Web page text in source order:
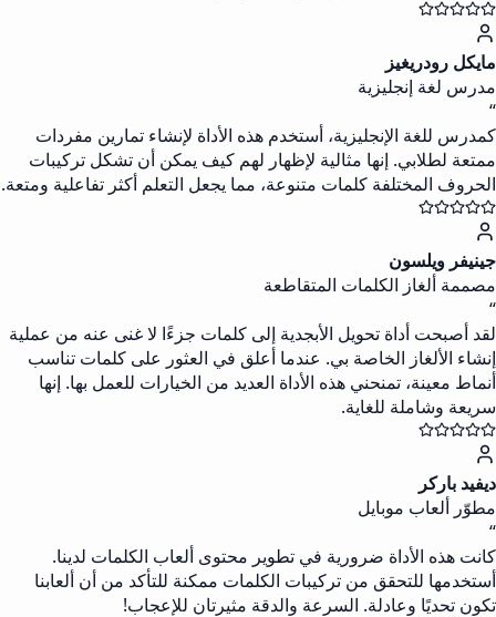
مايكل رودريغيز
مدرس لغة إنجليزية
“
كمدرس للغة الإنجليزية، أستخدم هذه الأداة لإنشاء تمارين مفردات
ممتعة لطلابي. إنها مثالية لإظهار لهم كيف يمكن أن تشكل تركيبات
الحروف المختلفة كلمات متنوعة، مما يجعل التعلم أكثر تفاعلية ومتعة.
جينيفر ويلسون
مصممة ألغاز الكلمات المتقاطعة
“
لقد أصبحت أداة تحويل الأبجدية إلى كلمات جزءًا لا غنى عنه من عملية
إنشاء الألغاز الخاصة بي. عندما أعلق في العثور على كلمات تناسب
أنماط معينة، تمنحني هذه الأداة العديد من الخيارات للعمل بها. إنها
سريعة وشاملة للغاية.
ديفيد باركر
مطوّر ألعاب موبايل
“
كانت هذه الأداة ضرورية في تطوير محتوى ألعاب الكلمات لدينا.
أستخدمها للتحقق من تركيبات الكلمات ممكنة للتأكد من أن ألعابنا
تكون تحديًا وعادلة. السرعة والدقة مثيرتان للإعجاب!